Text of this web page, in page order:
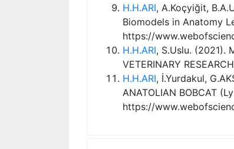
H.H.ARI, A.Koçyiğit,
Biomodels in Anatomy
https://
H.H.ARI, S.Uslu. (2021).
VETERINARY
H.H.ARI, İ.Yurdakul,
ANATOLIAN BOBCAT
https://